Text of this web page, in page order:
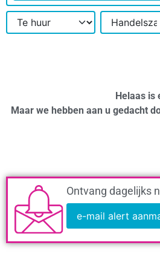
Helaas is
Maar we hebben aan u gedacht
Ontvang dagelijks
e-mail alert